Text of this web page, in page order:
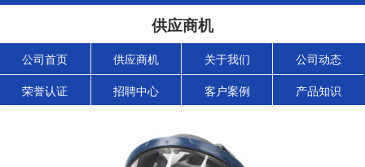
供应商机
公司首页 供应商机 关于我们 公司动态
荣誉认证 招聘中心 客户案例 产品知识